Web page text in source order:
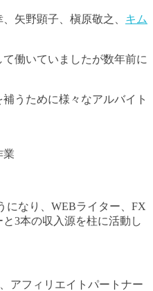
矢野顕子、槇原敬之、 キム
働いていましたが数年前に
うために様々なアルバイト
業
になり、WEBライター、FX
3本の収入源を柱に活動し
アフィリエイトパートナー